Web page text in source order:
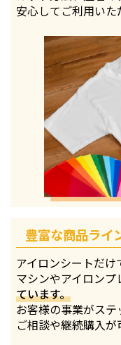
安心してご利用いた
豊富な商品ライ
アイロンシートだ
マシンやアイロン
ています。
お客様の事業がス
ご相談や継続購入が